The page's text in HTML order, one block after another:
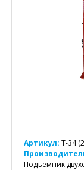
Артикул: T-34
Подъемник